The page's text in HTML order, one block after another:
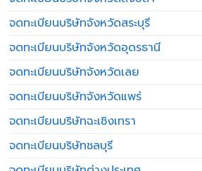
จดทะเบียนบริษัทจังหวัดสระบุรี
จดทะเบียนบริษัทจังหวัดอุดรธานี
จดทะเบียนบริษัทจังหวัดเลย
จดทะเบียนบริษัทจังหวัดแพร่
จดทะเบียนบริษัทฉะเชิงเทรา
จดทะเบียนบริษัทชลบุรี